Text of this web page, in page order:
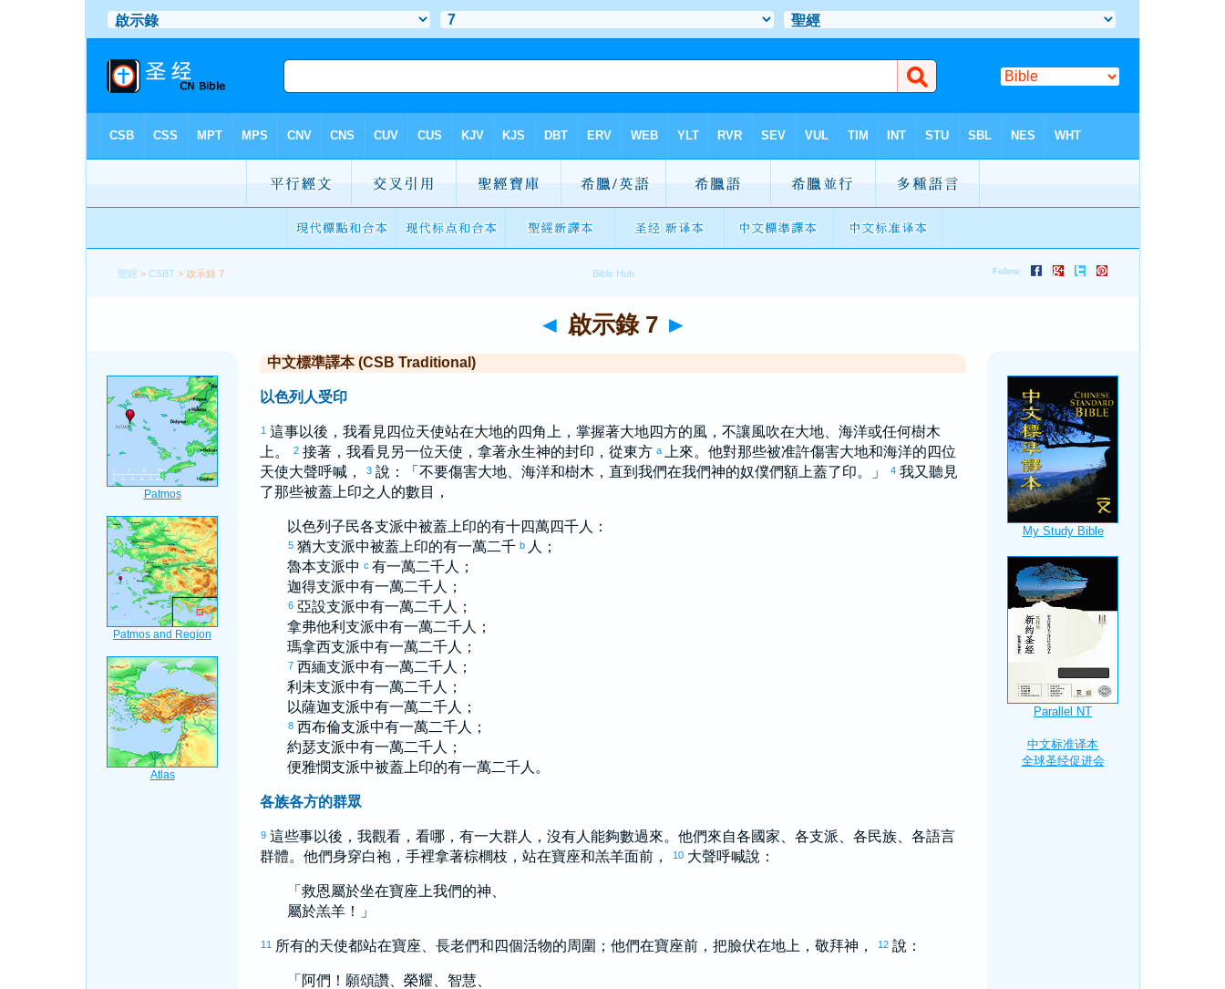
聖經 >CSBT > 啟示錄 7
◄ 啟示錄 7 ►
中文標準譯本 (CSB Traditional)
以色列人受印
1 這事以後，我看見四位天使站在大地的四角上，掌握著大地四方的風，不讓風吹在大地、海洋或任何樹木
上。
2 接著，我看見另一位天使，拿著永生神的封印，從東方 a
上來。他對那些被准許傷害大地和海洋的四位
天使大聲呼喊，
3 說：「不要傷害大地、海洋和樹木，直到我們在我們神的奴僕們額上蓋了印。」 4 我又聽見
了那些被蓋上印之人的數目，
以色列 子民各支派中被蓋上印的有十四萬四千人：
5 猶大支派中被蓋上印的有一萬二千 b 人；
魯本支派中 c 有一萬二千人；
迦得支派中有一萬二千人；
6 亞設支派中有一萬二千人；
拿弗他利 支派中有一萬二千人；
瑪拿西支派中有一萬二千人；
7 西緬支派中有一萬二千人；
利未支派中有一萬二千人；
以薩迦支派中有一萬二千人；
8 西布倫支派中有一萬二千人；
約瑟支派中有一萬二千人；
便雅憫支派中被蓋上印的有一萬二千人。
各族各方的群眾
9 這些事以後，我觀看，看哪，有一大群人，沒有人能夠數過來。他們來自各國家、各支派、各民族、各語言
群體。他們身穿白袍，手裡拿著棕櫚枝，站在寶座和羔羊面前，
10 大聲呼喊說：
「救恩屬於坐在寶座上我們的神、
屬於羔羊！」
11 所有的天使都站在寶座、長老們和四個活物的周圍；他們在寶座前，把臉伏在地上，敬拜神， 12 說：
「阿們！願頌讚、榮耀、智慧、